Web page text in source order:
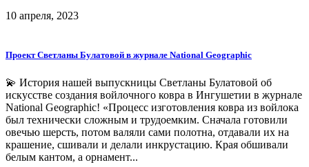
10 апреля, 2023
Проект Светланы Булатовой в журнале National Geographic
💫 История нашей выпускницы Светланы Булатовой об
искусстве создания войлочного ковра в Ингушетии в журнале
National Geographic! «Процесс изготовления ковра из войлока
был технически сложным и трудоемким. Сначала готовили
овечью шерсть, потом валяли сами полотна, отдавали их на
крашение, сшивали и делали инкрустацию. Края обшивали
белым кантом, а орнамент...